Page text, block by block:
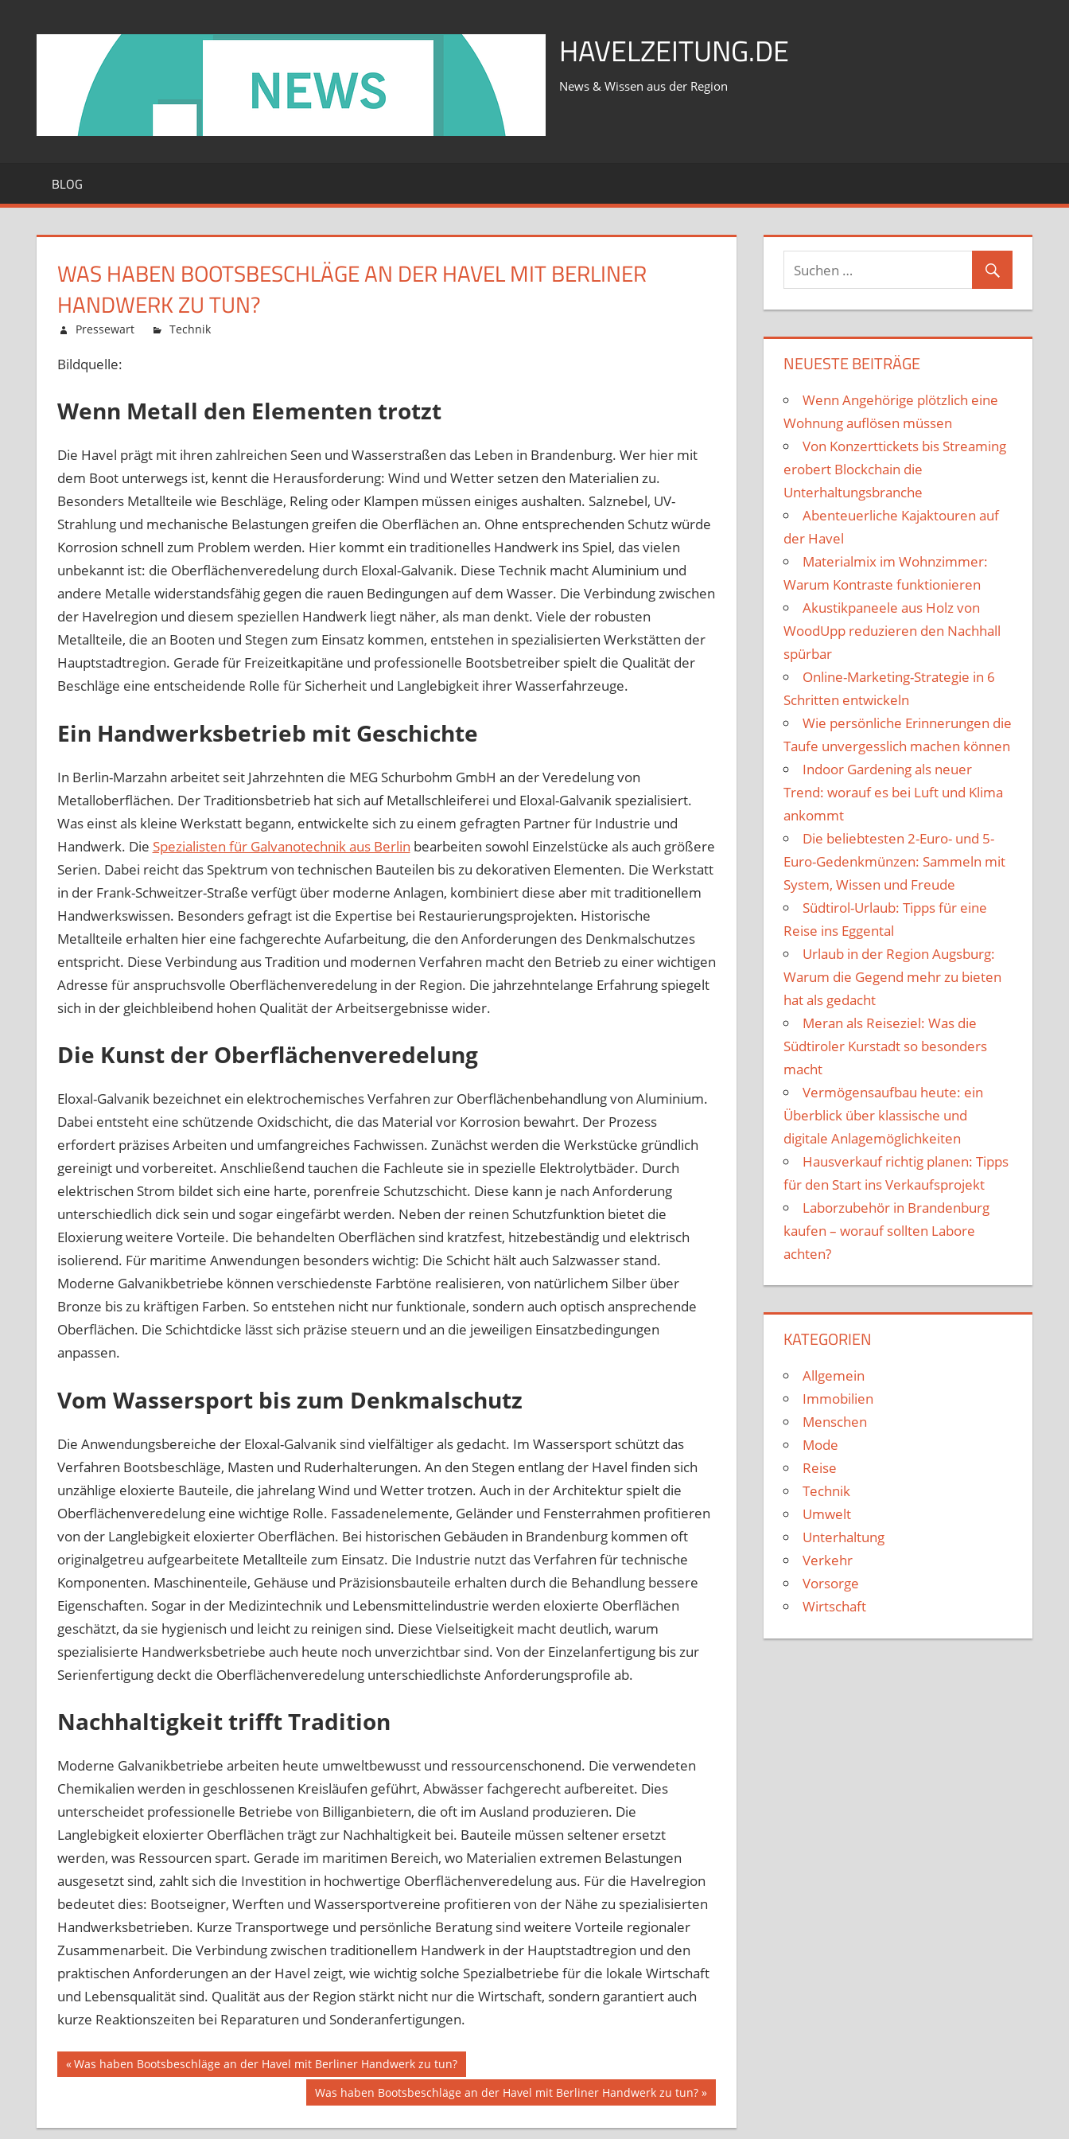
HAVELZEITUNG.DE
News & Wissen aus der Region
BLOG
WAS HABEN BOOTSBESCHLÄGE AN DER HAVEL MIT BERLINER
HANDWERK ZU TUN?
Februar 12, 2026
Pressewart Technik
an
der
mit
Berliner
Handwerk
zu
tun?
Bildquelle:
Wenn Metall den Elementen trotzt
Die Havel prägt mit ihren zahlreichen Seen und Wasserstraßen das Leben in Brandenburg. Wer hier mit
dem Boot unterwegs ist, kennt die Herausforderung: Wind und Wetter setzen den Materialien zu.
Besonders Metallteile wie Beschläge, Reling oder Klampen müssen einiges aushalten. Salznebel, UV-
Strahlung und mechanische Belastungen greifen die Oberflächen an. Ohne entsprechenden Schutz würde
Korrosion schnell zum Problem werden. Hier kommt ein traditionelles Handwerk ins Spiel, das vielen
unbekannt ist: die Oberflächenveredelung durch Eloxal-Galvanik. Diese Technik macht Aluminium und
andere Metalle widerstandsfähig gegen die rauen Bedingungen auf dem Wasser. Die Verbindung zwischen
der Havelregion und diesem speziellen Handwerk liegt näher, als man denkt. Viele der robusten
Metallteile, die an Booten und Stegen zum Einsatz kommen, entstehen in spezialisierten Werkstätten der
Hauptstadtregion. Gerade für Freizeitkapitäne und professionelle Bootsbetreiber spielt die Qualität der
Beschläge eine entscheidende Rolle für Sicherheit und Langlebigkeit ihrer Wasserfahrzeuge.
Ein Handwerksbetrieb mit Geschichte
In Berlin-Marzahn arbeitet seit Jahrzehnten die MEG Schurbohm GmbH an der Veredelung von
Metalloberflächen. Der Traditionsbetrieb hat sich auf Metallschleiferei und Eloxal-Galvanik spezialisiert.
Was einst als kleine Werkstatt begann, entwickelte sich zu einem gefragten Partner für Industrie und
Handwerk. Die Spezialisten für Galvanotechnik aus Berlin bearbeiten sowohl Einzelstücke als auch größere
Serien. Dabei reicht das Spektrum von technischen Bauteilen bis zu dekorativen Elementen. Die Werkstatt
in der Frank-Schweitzer-Straße verfügt über moderne Anlagen, kombiniert diese aber mit traditionellem
Handwerkswissen. Besonders gefragt ist die Expertise bei Restaurierungsprojekten. Historische
Metallteile erhalten hier eine fachgerechte Aufarbeitung, die den Anforderungen des Denkmalschutzes
entspricht. Diese Verbindung aus Tradition und modernen Verfahren macht den Betrieb zu einer wichtigen
Adresse für anspruchsvolle Oberflächenveredelung in der Region. Die jahrzehntelange Erfahrung spiegelt
sich in der gleichbleibend hohen Qualität der Arbeitsergebnisse wider.
Die Kunst der Oberflächenveredelung
Eloxal-Galvanik bezeichnet ein elektrochemisches Verfahren zur Oberflächenbehandlung von Aluminium.
Dabei entsteht eine schützende Oxidschicht, die das Material vor Korrosion bewahrt. Der Prozess
erfordert präzises Arbeiten und umfangreiches Fachwissen. Zunächst werden die Werkstücke gründlich
gereinigt und vorbereitet. Anschließend tauchen die Fachleute sie in spezielle Elektrolytbäder. Durch
elektrischen Strom bildet sich eine harte, porenfreie Schutzschicht. Diese kann je nach Anforderung
unterschiedlich dick sein und sogar eingefärbt werden. Neben der reinen Schutzfunktion bietet die
Eloxierung weitere Vorteile. Die behandelten Oberflächen sind kratzfest, hitzebeständig und elektrisch
isolierend. Für maritime Anwendungen besonders wichtig: Die Schicht hält auch Salzwasser stand.
Moderne Galvanikbetriebe können verschiedenste Farbtöne realisieren, von natürlichem Silber über
Bronze bis zu kräftigen Farben. So entstehen nicht nur funktionale, sondern auch optisch ansprechende
Oberflächen. Die Schichtdicke lässt sich präzise steuern und an die jeweiligen Einsatzbedingungen
anpassen.
Vom Wassersport bis zum Denkmalschutz
Die Anwendungsbereiche der Eloxal-Galvanik sind vielfältiger als gedacht. Im Wassersport schützt das
Verfahren Bootsbeschläge, Masten und Ruderhalterungen. An den Stegen entlang der Havel finden sich
unzählige eloxierte Bauteile, die jahrelang Wind und Wetter trotzen. Auch in der Architektur spielt die
Oberflächenveredelung eine wichtige Rolle. Fassadenelemente, Geländer und Fensterrahmen profitieren
von der Langlebigkeit eloxierter Oberflächen. Bei historischen Gebäuden in Brandenburg kommen oft
originalgetreu aufgearbeitete Metallteile zum Einsatz. Die Industrie nutzt das Verfahren für technische
Komponenten. Maschinenteile, Gehäuse und Präzisionsbauteile erhalten durch die Behandlung bessere
Eigenschaften. Sogar in der Medizintechnik und Lebensmittelindustrie werden eloxierte Oberflächen
geschätzt, da sie hygienisch und leicht zu reinigen sind. Diese Vielseitigkeit macht deutlich, warum
spezialisierte Handwerksbetriebe auch heute noch unverzichtbar sind. Von der Einzelanfertigung bis zur
Serienfertigung deckt die Oberflächenveredelung unterschiedlichste Anforderungsprofile ab.
Nachhaltigkeit trifft Tradition
Moderne Galvanikbetriebe arbeiten heute umweltbewusst und ressourcenschonend. Die verwendeten
Chemikalien werden in geschlossenen Kreisläufen geführt, Abwässer fachgerecht aufbereitet. Dies
unterscheidet professionelle Betriebe von Billiganbietern, die oft im Ausland produzieren. Die
Langlebigkeit eloxierter Oberflächen trägt zur Nachhaltigkeit bei. Bauteile müssen seltener ersetzt
werden, was Ressourcen spart. Gerade im maritimen Bereich, wo Materialien extremen Belastungen
ausgesetzt sind, zahlt sich die Investition in hochwertige Oberflächenveredelung aus. Für die Havelregion
bedeutet dies: Bootseigner, Werften und Wassersportvereine profitieren von der Nähe zu spezialisierten
Handwerksbetrieben. Kurze Transportwege und persönliche Beratung sind weitere Vorteile regionaler
Zusammenarbeit. Die Verbindung zwischen traditionellem Handwerk in der Hauptstadtregion und den
praktischen Anforderungen an der Havel zeigt, wie wichtig solche Spezialbetriebe für die lokale Wirtschaft
und Lebensqualität sind. Qualität aus der Region stärkt nicht nur die Wirtschaft, sondern garantiert auch
kurze Reaktionszeiten bei Reparaturen und Sonderanfertigungen.
Beitragsnavigation
Vorheriger
Was haben Bootsbeschläge an der Havel mit Berliner Handwerk zu tun?
Nächster
Beitrag:
Was haben Bootsbeschläge an der Havel mit Berliner Handwerk zu tun?
NEUESTE BEITRÄGE
Wenn Angehörige plötzlich eine
Wohnung auflösen müssen
Von Konzerttickets bis Streaming
erobert Blockchain die
Unterhaltungsbranche
Abenteuerliche Kajaktouren auf
der Havel
Materialmix im Wohnzimmer:
Warum Kontraste funktionieren
Akustikpaneele aus Holz von
WoodUpp reduzieren den Nachhall
spürbar
Online-Marketing-Strategie in 6
Schritten entwickeln
Wie persönliche Erinnerungen die
Taufe unvergesslich machen können
Indoor Gardening als neuer
Trend: worauf es bei Luft und Klima
ankommt
Die beliebtesten 2-Euro- und 5-
Euro-Gedenkmünzen: Sammeln mit
System, Wissen und Freude
Südtirol-Urlaub: Tipps für eine
Reise ins Eggental
Urlaub in der Region Augsburg:
Warum die Gegend mehr zu bieten
hat als gedacht
Meran als Reiseziel: Was die
Südtiroler Kurstadt so besonders
macht
Vermögensaufbau heute: ein
Überblick über klassische und
digitale Anlagemöglichkeiten
Hausverkauf richtig planen: Tipps
für den Start ins Verkaufsprojekt
Laborzubehör in Brandenburg
kaufen – worauf sollten Labore
achten?
KATEGORIEN
Allgemein
Immobilien
Menschen
Mode
Reise
Technik
Umwelt
Unterhaltung
Verkehr
Vorsorge
Wirtschaft